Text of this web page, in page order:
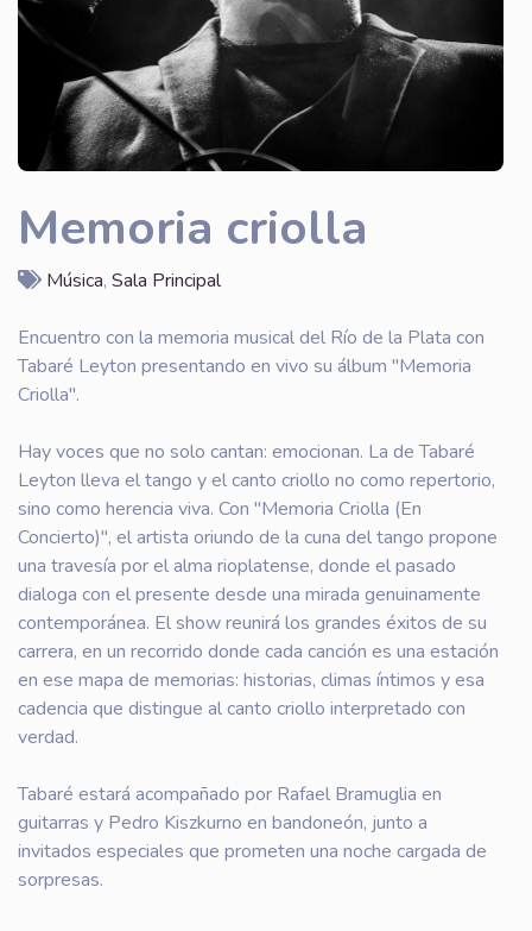
Memoria criolla
Música, Sala Principal
Encuentro con la memoria musical del Río de la Plata con
Tabaré Leyton presentando en vivo su álbum "Memoria
Criolla".
Hay voces que no solo cantan: emocionan. La de Tabaré
Leyton lleva el tango y el canto criollo no como repertorio,
sino como herencia viva. Con "Memoria Criolla (En
Concierto)", el artista oriundo de la cuna del tango propone
una travesía por el alma rioplatense, donde el pasado
dialoga con el presente desde una mirada genuinamente
contemporánea. El show reunirá los grandes éxitos de su
carrera, en un recorrido donde cada canción es una estación
en ese mapa de memorias: historias, climas íntimos y esa
cadencia que distingue al canto criollo interpretado con
verdad.
Tabaré estará acompañado por Rafael Bramuglia en
guitarras y Pedro Kiszkurno en bandoneón, junto a
invitados especiales que prometen una noche cargada de
sorpresas.